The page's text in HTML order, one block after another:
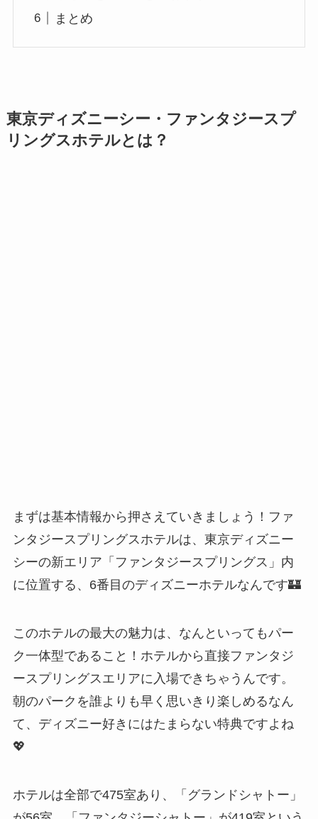
まとめ
東京ディズニーシー・ファンタジースプ
リングスホテルとは？
まずは基本情報から押さえていきましょう！ファ
ンタジースプリングスホテルは、東京ディズニー
シーの新エリア「ファンタジースプリングス」内
に位置する、6番目のディズニーホテルなんです🏰
このホテルの最大の魅力は、なんといってもパー
ク一体型であること！ホテルから直接ファンタジ
ースプリングスエリアに入場できちゃうんです。
朝のパークを誰よりも早く思いきり楽しめるなん
て、ディズニー好きにはたまらない特典ですよね
💖
ホテルは全部で475室あり、「グランドシャトー」